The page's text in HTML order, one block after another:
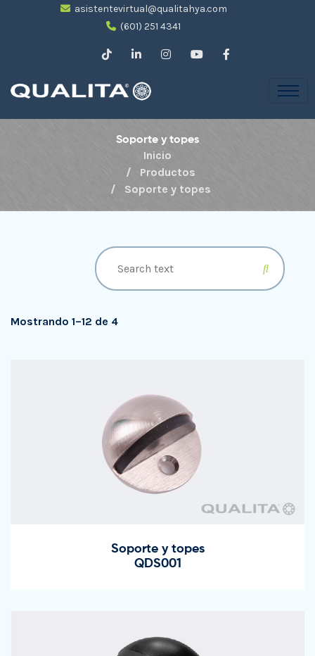
asistentevirtual@qualitahya.com
(601) 251 4341
Soporte y topes
Inicio
Productos
Soporte y topes
Mostrando 1–12 de 4
Soporte y topes
QDS001